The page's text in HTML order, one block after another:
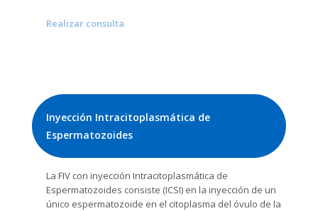
Realizar consulta
Inyección Intracitoplasmática de
Espermatozoides
La FIV con inyección Intracitoplasmática de
Espermatozoides consiste (ICSI) en la inyección de un
único espermatozoide en el citoplasma del óvulo de la